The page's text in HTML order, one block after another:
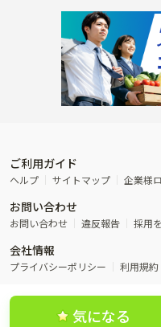
気になる
レースで活躍する馬の手入れや子
ビニールハウスで観賞用植物の栽
農業用の機械・機材の開発・販
製造･加工･販売
その他農業関連企業
ネス
木材の植林・伐採・加工、または
研究･開発
その他職種
内定まで最短1週間
経験者優遇
寮･社宅相談可
転職おまかせ求人
ご利用ガイド
ヘルプ サイトマップ 企業様
お問い合わせ
お問い合わせ 違反報告 採用
会社情報
プライバシーポリシー 利用規約